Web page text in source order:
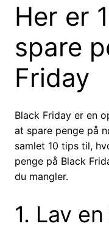
Her er
spare
Friday
Black Friday er en
at spare penge på
samlet 10 tips til,
penge på Black
du mangler.
1. Lav